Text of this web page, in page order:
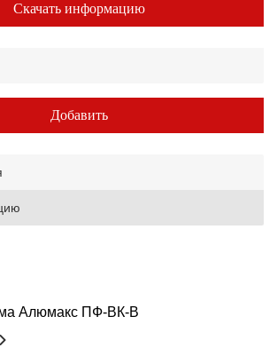
Скачать информацию
Добавить
Алюмакс ПФ-ВК-В